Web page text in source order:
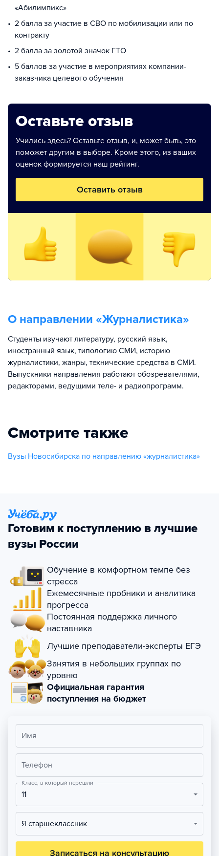
«Абилимпикс»
2 балла за участие в СВО по мобилизации или по
контракту
2 балла за золотой значок ГТО
5 баллов за участие в мероприятиях компании-
заказчика целевого обучения
Оставьте отзыв
Учились здесь? Оставьте отзыв, и, может быть, это
поможет другим в выборе. Кроме этого, из ваших
оценок формируется наш рейтинг.
Оставить отзыв
О направлении «Журналистика»
Студенты изучают литературу, русский язык,
иностранный язык, типологию СМИ, историю
журналистики, жанры, технические средства в СМИ.
Выпускники направления работают обозревателями,
редакторами, ведущими теле- и радиопрограмм.
Смотрите также
Вузы Новосибирска по направлению «журналистика»
Готовим к поступлению в лучшие
вузы России
Обучение в комфортном темпе без
стресса
Ежемесячные пробники и аналитика
прогресса
Постоянная поддержка личного
наставника
Лучшие преподаватели-эксперты ЕГЭ
Занятия в небольших группах по
уровню
Официальная гарантия
поступления на бюджет
Имя
Телефон
Класс, в который перешли
11
Я старшеклассник
Записаться на консультацию